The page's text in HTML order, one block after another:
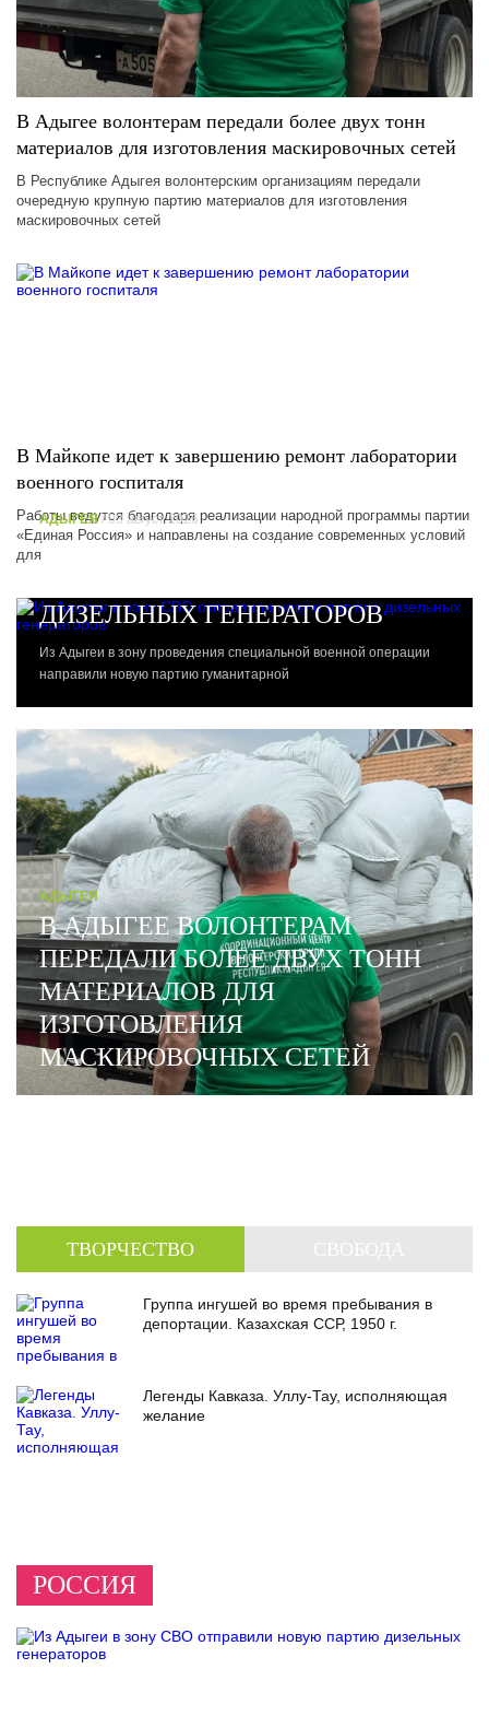
В Адыгее волонтерам передали более двух тонн
материалов для изготовления маскировочных сетей
В Республике Адыгея волонтерским организациям передали
очередную крупную партию материалов для изготовления
маскировочных сетей
В Майкопе идет к завершению ремонт лаборатории
военного госпиталя
Работы ведутся благодаря реализации народной программы партии
«Единая Россия» и направлены на создание современных условий
для
АДЫГЕЯ/ 03 август 2026
ИЗ АДЫГЕИ В ЗОНУ СВО
ДИЗЕЛЬНЫХ ГЕНЕРАТОРОВ
Из Адыгеи в зону проведения специальной военной операции
направили новую партию гуманитарной
АДЫГЕЯ / 14 июль 2026
В АДЫГЕЕ ВОЛОНТЕРАМ
ПЕРЕДАЛИ БОЛЕЕ ДВУХ ТОНН
МАТЕРИАЛОВ ДЛЯ
ИЗГОТОВЛЕНИЯ
МАСКИРОВОЧНЫХ СЕТЕЙ
ТВОРЧЕСТВО
Группа ингушей во время пребывания в
депортации. Казахская ССР, 1950 г.
Легенды Кавказа. Уллу-Тау, исполняющая
желание
РОССИЯ